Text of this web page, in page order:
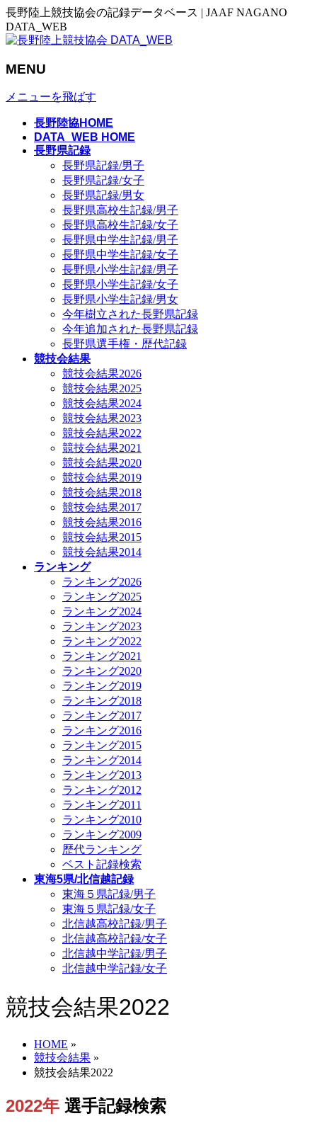
長野陸上競技協会の記録データベース | JAAF NAGANO
DATA_WEB
MENU
メニューを飛ばす
長野陸協HOME
DATA_WEB HOME
長野県記録
長野県記録/男子
長野県記録/女子
長野県記録/男女
長野県高校生記録/男子
長野県高校生記録/女子
長野県中学生記録/男子
長野県中学生記録/女子
長野県小学生記録/男子
長野県小学生記録/女子
長野県小学生記録/男女
今年樹立された長野県記録
今年追加された長野県記録
長野県選手権・歴代記録
競技会結果
競技会結果2026
競技会結果2025
競技会結果2024
競技会結果2023
競技会結果2022
競技会結果2021
競技会結果2020
競技会結果2019
競技会結果2018
競技会結果2017
競技会結果2016
競技会結果2015
競技会結果2014
ランキング
ランキング2026
ランキング2025
ランキング2024
ランキング2023
ランキング2022
ランキング2021
ランキング2020
ランキング2019
ランキング2018
ランキング2017
ランキング2016
ランキング2015
ランキング2014
ランキング2013
ランキング2012
ランキング2011
ランキング2010
ランキング2009
歴代ランキング
ベスト記録検索
東海5県/北信越記録
東海５県記録/男子
東海５県記録/女子
北信越高校記録/男子
北信越高校記録/女子
北信越中学記録/男子
北信越中学記録/女子
競技会結果2022
HOME »
競技会結果 »
競技会結果2022
2022年 選手記録検索